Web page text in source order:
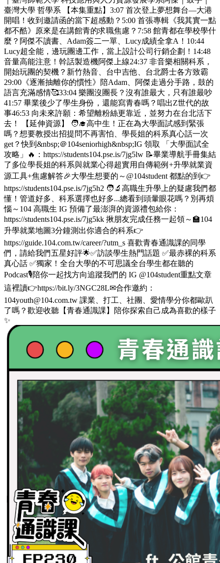
臺灣大學 哲學系 【本集重點】3:07 首次登上夢想舞台—大港
開唱！收到邀請函的當下超感動？5:00 首張專輯《我其實一點
都不酷》原來是在講館青的求職焦慮？7:58 館青都在學校學什
麼？阿傑不讀書、Adam簽二一單、Lucy成績全拿A！10:44
Lucy超全能，邊玩團邊工作，當上設計公司行銷企劃！14:48
音量高能注意！幹話製造機阿傑上線24:37 非音樂相關科系，
開始玩團的契機？新竹熱音、台中吉他、台北爵士各方致霸
29:00《逐漸抽離你的慣性》陪Adam、阿傑走過分手路，鼓的
語言充滿感情🥰33:04 樂團沒團長？沒有誰最大，只有誰最吵
41:57 畢業後少了學生身份，還能寫青春嗎？唱出Z世代的故
事46:53 向未來許願：希望離粉絲更靠近，並努力在台北活下
去！ 【延伸資源】 🧑‍🎓高中生！正在為大學面試感到緊張
嗎？想要教授出招提問不再害怕、學長姐的科系真心話一次
get？快到&nbsp;＠104seniorhigh&nbsp;IG 領取 「大學面試全
攻略」🔥：https://students104.pse.is/7jg5lw 📝畢業導航手冊集結
了多位學長姐的科系與就業心得超實用自傳範例+升學就業資
源工具+焦慮解答🎉大學生想要的～@104student 都點的到👉
https://students104.pse.is/7jg5h2 🧑‍🔬高職生升學上的疑慮我們都
懂！管道好多、科系選擇也好多...總看到頭暈眼花嗎？別再煩
惱～104 高職生 IG 預備了最澎湃的資源禮包給你：
https://students104.pse.is/7jg5kk 揪朋友完成任務一起領～🏫104
升學就業地圖3分鐘測出你適合的科系👉
https://guide.104.com.tw/career/?utm_s 喜歡青春通識課的同學
們，請給我們五星好評🌟✅訪談學生熱門話題 ✅最赤裸的科系
真心話 ✅獨家！全台大學的不可思議全台學生都在聽的
Podcast🎙️陪你一起找方向追蹤我們的 IG @104student重點文章
這裡讀👉https://bit.ly/3NGC28L✉合作邀約：
104youth@104.com.tw 課業、打工、社團、愛情學分你都歐趴
了嗎？歡迎收聽【青春通識課】陪你探索自己成為喜歡的樣子
✨